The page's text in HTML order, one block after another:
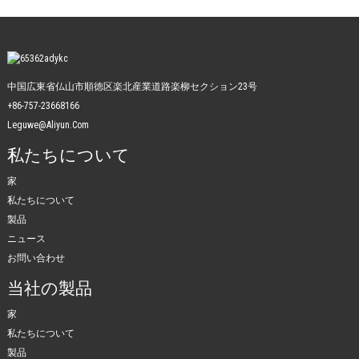
中国広東省仏山市順徳区楽北産業道路楽柳セクション23号
+86-757-23668166
Leguwe@aliyun.com
私たちについて
家
私たちについて
製品
ニュース
お問い合わせ
当社の製品
家
私たちについて
製品